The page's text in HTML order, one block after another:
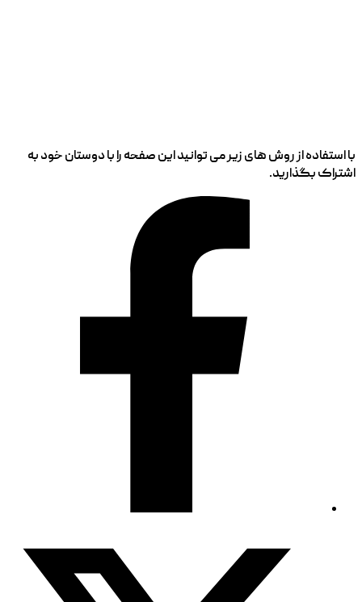
با استفاده از روش های زیر می توانید این صفحه را با دوستان خود به
اشتراک بگذارید.